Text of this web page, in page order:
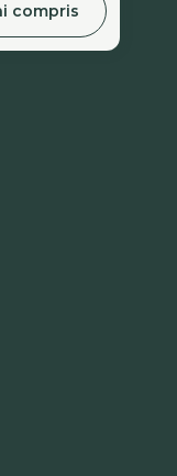
compris